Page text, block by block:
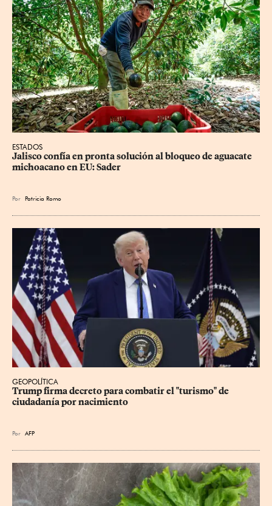
ESTADOS
Jalisco confía en pronta solución al bloqueo de aguacate
michoacano en EU: Sader
Por Patricia Romo
GEOPOLÍTICA
Trump firma decreto para combatir el "turismo" de
ciudadanía por nacimiento
Por AFP